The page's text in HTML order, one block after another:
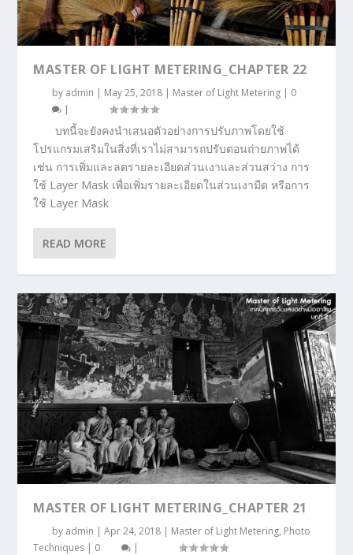
MASTER OF LIGHT METERING_CHAPTER 22
by admin | May 25, 2018 | Master of Light Metering | 0
|
บทนี้จะยังคงนำเสนอตัวอย่างการปรับภาพโดยใช้
โปรแกรมเสริมในสิ่งที่เราไม่สามารถปรับตอนถ่ายภาพได้
เช่น การเพิ่มและลดรายละเอียดส่วนเงาและส่วนสว่าง การ
ใช้ Layer Mask เพื่อเพิ่มรายละเอียดในส่วนเงามืด หรือการ
ใช้ Layer Mask
READ MORE
MASTER OF LIGHT METERING_CHAPTER 21
by admin |Apr 24, 2018 | Master of Light Metering, Photo
Techniques | 0 |